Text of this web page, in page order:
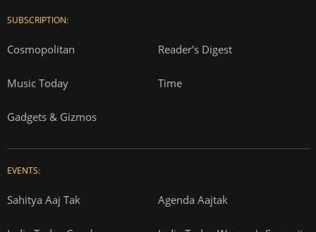
SUBSCRIPTION:
Cosmopolitan Reader's Digest
Music Today Time
Gadgets & Gizmos
EVENTS:
Sahitya Aaj Tak Agenda Aajtak